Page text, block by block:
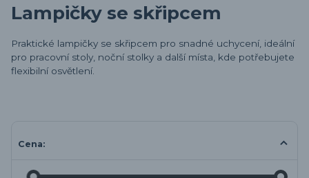
Lampičky se skřipcem
Praktické lampičky se skřipcem pro snadné uchycení, ideální
pro pracovní stoly, noční stolky a další místa, kde potřebujete
flexibilní osvětlení.
Cena: